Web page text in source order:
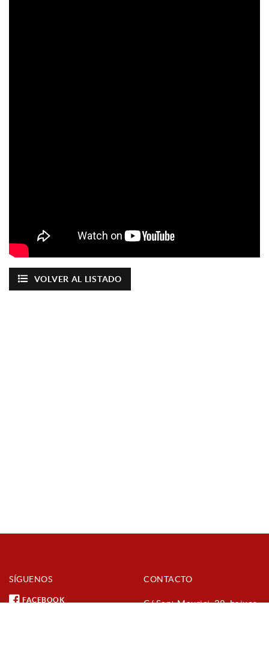
VOLVER AL LISTADO
SÍGUENOS
FACEBOOK
CONTACTO
C/ Sant Maurici, 28, baixos